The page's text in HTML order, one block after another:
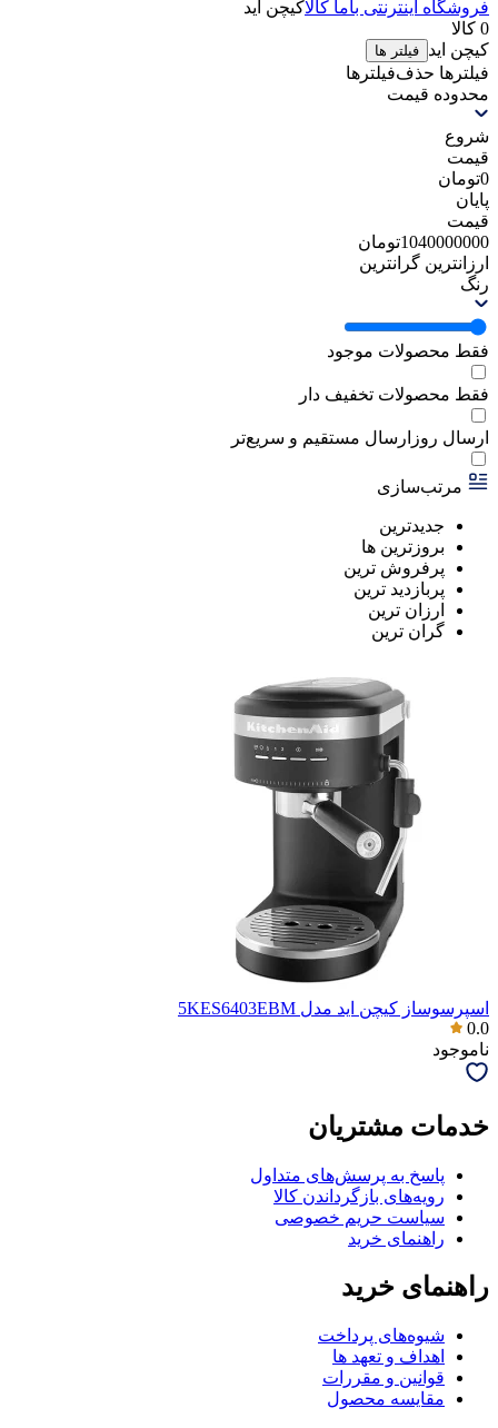
فروشگاه اینترنتی باما کالاکیچن اید
0 کالا
کیچن اید فیلتر ها
فیلترها حذف‌فیلتر‌ها
محدوده قیمت
شروع
قیمت
0تومان
پایان
قیمت
1040000000تومان
ارزانترین گرانترین
رنگ
فقط محصولات موجود
فقط محصولات تخفیف دار
ارسال روز ارسال مستقیم و سریع‌تر
مرتب‌سازی
جدیدترین
بروزترین ها
پرفروش ترین
پربازدید ترین
ارزان ترین
گران ترین
اسپرسوساز کیچن اید مدل 5KES6403EBM
0.0
ناموجود
خدمات مشتریان
پاسخ به پرسش‌های متداول
رویه‌های بازگرداندن کالا
سیاست حریم خصوصی
راهنمای خرید
راهنمای خرید
شیوه‌های پرداخت
اهداف و تعهد ها
قوانین و مقررات
مقایسه محصول